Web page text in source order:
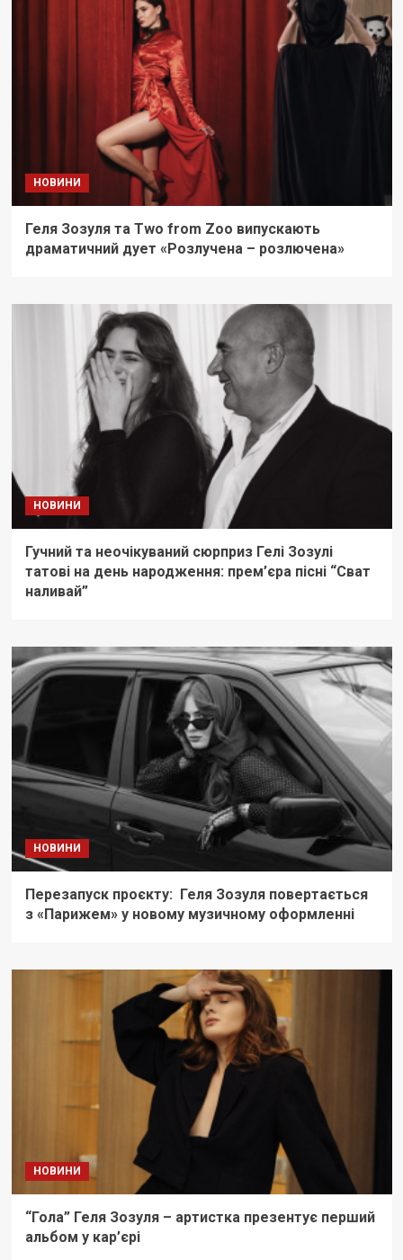
НОВИНИ
Геля Зозуля та Two from Zoo випускають
драматичний дует «Розлучена – розлючена»
НОВИНИ
Гучний та неочікуваний сюрприз Гелі Зозулі
татові на день народження: прем’єра пісні “Сват
наливай”
НОВИНИ
Перезапуск проєкту: Геля Зозуля повертається
з «Парижем» у новому музичному оформленні
НОВИНИ
“Гола” Геля Зозуля – артистка презентує перший
альбом у кар’єрі